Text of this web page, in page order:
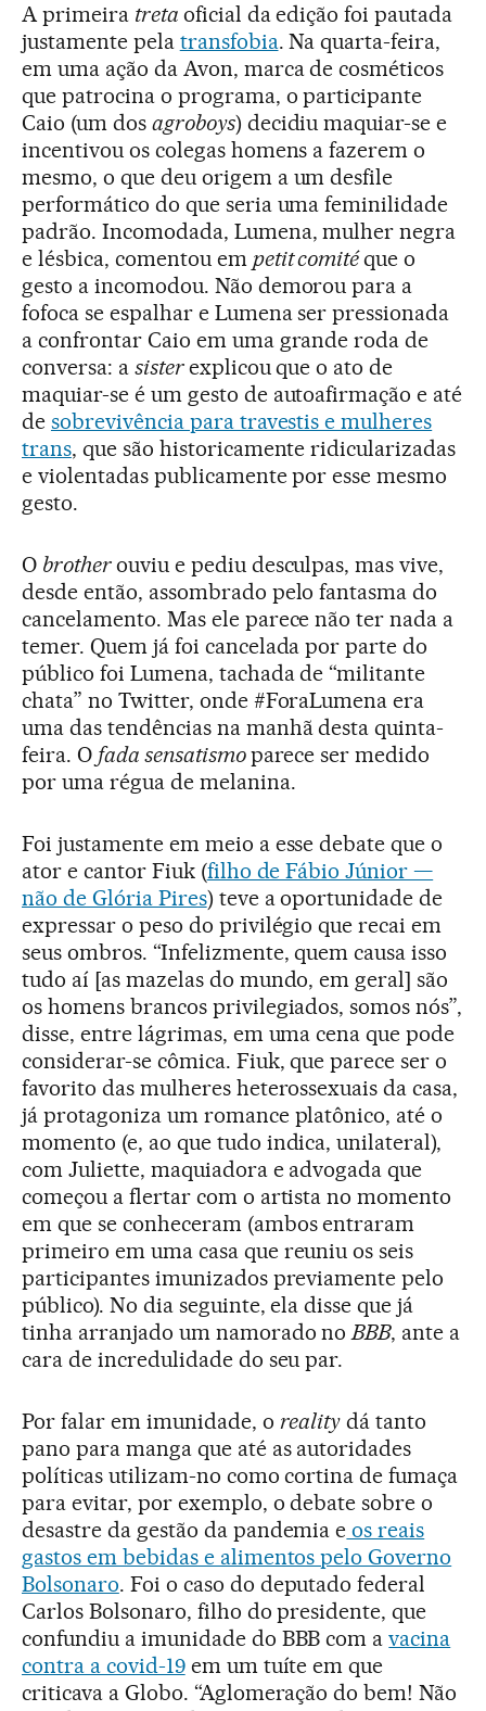
A primeira treta oficial da edição foi pautada
justamente pela transfobia. Na quarta-feira,
em uma ação da Avon, marca de cosméticos
que patrocina o programa, o participante
Caio (um dos agroboys) decidiu maquiar-se e
incentivou os colegas homens a fazerem o
mesmo, o que deu origem a um desfile
performático do que seria uma feminilidade
padrão. Incomodada, Lumena, mulher negra
e lésbica, comentou em petit comitéque o
gesto a incomodou. Não demorou para a
fofoca se espalhar e Lumena ser pressionada
a confrontar Caio em uma grande roda de
conversa: a sisterexplicou que o ato de
maquiar-se é um gesto de autoafirmação e até
de sobrevivência para travestis e mulheres
trans, que são historicamente ridicularizadas
e violentadas publicamente por esse mesmo
gesto.
O brotherouviu e pediu desculpas, mas vive,
desde então, assombrado pelo fantasma do
cancelamento. Mas ele parece não ter nada a
temer. Quem já foi cancelada por parte do
público foi Lumena, tachada de “militante
chata” no Twitter, onde #ForaLumena era
uma das tendências na manhã desta quinta-
feira. O fada sensatismoparece ser medido
por uma régua de melanina.
Foi justamente em meio a esse debate que o
ator e cantor Fiuk (filho de Fábio Júnior —
não de Glória Pires) teve a oportunidade de
expressar o peso do privilégio que recai em
seus ombros. “Infelizmente, quem causa isso
tudo aí [as mazelas do mundo, em geral] são
os homens brancos privilegiados, somos nós”,
disse, entre lágrimas, em uma cena que pode
considerar-se cômica. Fiuk, que parece ser o
favorito das mulheres heterossexuais da casa,
já protagoniza um romance platônico, até o
momento (e, ao que tudo indica, unilateral),
com Juliette, maquiadora e advogada que
começou a flertar com o artista no momento
em que se conheceram (ambos entraram
primeiro em uma casa que reuniu os seis
participantes imunizados previamente pelo
público). No dia seguinte, ela disse que já
tinha arranjado um namorado noBBB, ante a
cara de incredulidade do seu par.
Por falar em imunidade, o reality dá tanto
pano para manga que até as autoridades
políticas utilizam-no como cortina de fumaça
para evitar, por exemplo, o debate sobre o
desastre da gestão da pandemia e os reais
gastos em bebidas e alimentos pelo Governo
Bolsonaro. Foi o caso do deputado federal
Carlos Bolsonaro, filho do presidente, que
confundiu a imunidade do BBB com avacina
contra a covid-19em um tuíte em que
criticava a Globo. “Aglomeração do bem! Não